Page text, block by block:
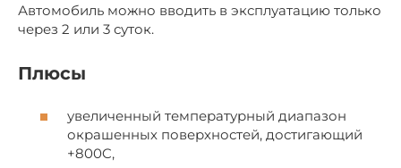
Автомобиль можно вводить в эксплуатацию только
через 2 или 3 суток.
Плюсы
увеличенный температурный диапазон
окрашенных поверхностей, достигающий
+800C,